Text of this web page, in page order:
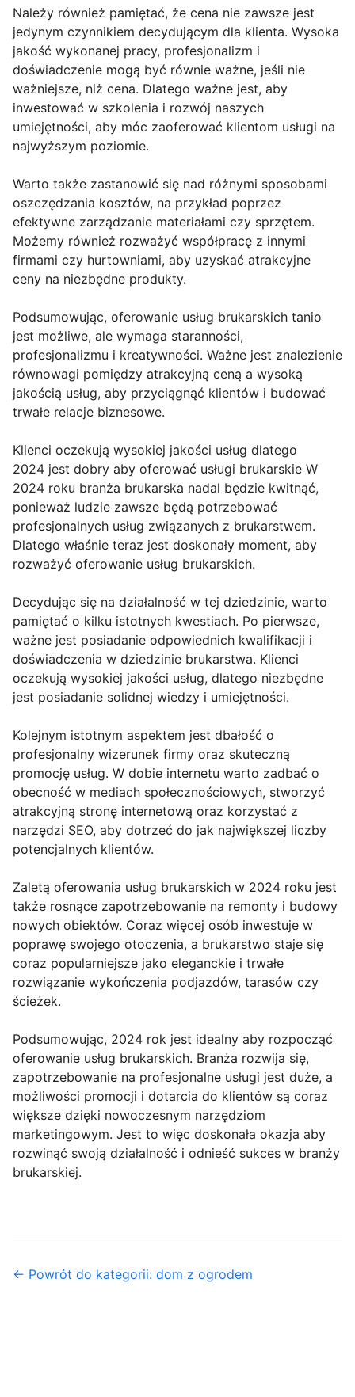
Należy również pamiętać, że cena nie zawsze jest
jedynym czynnikiem decydującym dla klienta. Wysoka
jakość wykonanej pracy, profesjonalizm i
doświadczenie mogą być równie ważne, jeśli nie
ważniejsze, niż cena. Dlatego ważne jest, aby
inwestować w szkolenia i rozwój naszych
umiejętności, aby móc zaoferować klientom usługi na
najwyższym poziomie.
Warto także zastanowić się nad różnymi sposobami
oszczędzania kosztów, na przykład poprzez
efektywne zarządzanie materiałami czy sprzętem.
Możemy również rozważyć współpracę z innymi
firmami czy hurtowniami, aby uzyskać atrakcyjne
ceny na niezbędne produkty.
Podsumowując, oferowanie usług brukarskich tanio
jest możliwe, ale wymaga staranności,
profesjonalizmu i kreatywności. Ważne jest znalezienie
równowagi pomiędzy atrakcyjną ceną a wysoką
jakością usług, aby przyciągnąć klientów i budować
trwałe relacje biznesowe.
Klienci oczekują wysokiej jakości usług dlatego
2024 jest dobry aby oferować usługi brukarskie W
2024 roku branża brukarska nadal będzie kwitnąć,
ponieważ ludzie zawsze będą potrzebować
profesjonalnych usług związanych z brukarstwem.
Dlatego właśnie teraz jest doskonały moment, aby
rozważyć oferowanie usług brukarskich.
Decydując się na działalność w tej dziedzinie, warto
pamiętać o kilku istotnych kwestiach. Po pierwsze,
ważne jest posiadanie odpowiednich kwalifikacji i
doświadczenia w dziedzinie brukarstwa. Klienci
oczekują wysokiej jakości usług, dlatego niezbędne
jest posiadanie solidnej wiedzy i umiejętności.
Kolejnym istotnym aspektem jest dbałość o
profesjonalny wizerunek firmy oraz skuteczną
promocję usług. W dobie internetu warto zadbać o
obecność w mediach społecznościowych, stworzyć
atrakcyjną stronę internetową oraz korzystać z
narzędzi SEO, aby dotrzeć do jak największej liczby
potencjalnych klientów.
Zaletą oferowania usług brukarskich w 2024 roku jest
także rosnące zapotrzebowanie na remonty i budowy
nowych obiektów. Coraz więcej osób inwestuje w
poprawę swojego otoczenia, a brukarstwo staje się
coraz popularniejsze jako eleganckie i trwałe
rozwiązanie wykończenia podjazdów, tarasów czy
ścieżek.
Podsumowując, 2024 rok jest idealny aby rozpocząć
oferowanie usług brukarskich. Branża rozwija się,
zapotrzebowanie na profesjonalne usługi jest duże, a
możliwości promocji i dotarcia do klientów są coraz
większe dzięki nowoczesnym narzędziom
marketingowym. Jest to więc doskonała okazja aby
rozwinąć swoją działalność i odnieść sukces w branży
brukarskiej.
← Powrót do kategorii: dom z ogrodem